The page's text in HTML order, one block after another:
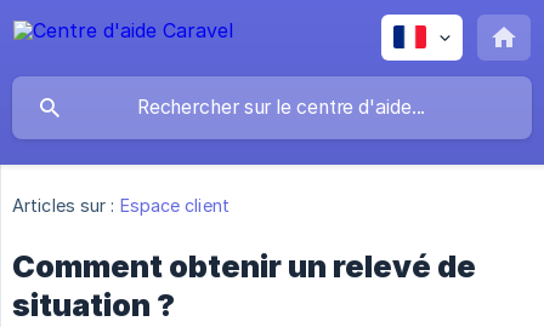
Articles sur : Espace client
Comment obtenir un relevé de
situation ?